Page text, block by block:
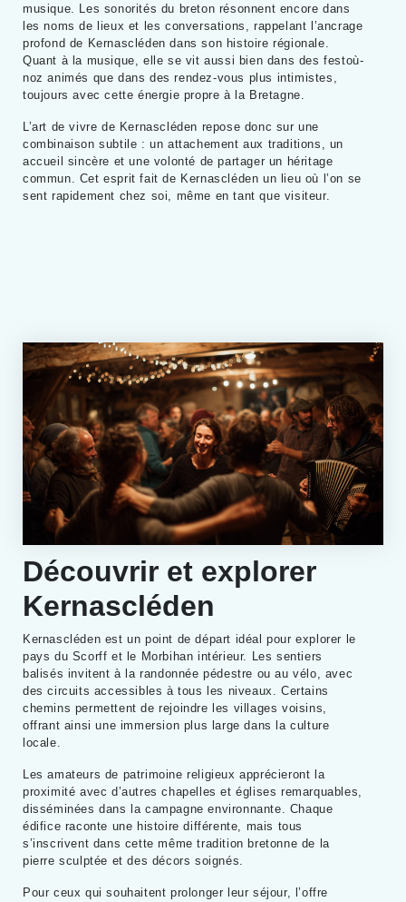
musique. Les sonorités du breton résonnent encore dans
les noms de lieux et les conversations, rappelant l’ancrage
profond de Kernascléden dans son histoire régionale.
Quant à la musique, elle se vit aussi bien dans des festoù-
noz animés que dans des rendez-vous plus intimistes,
toujours avec cette énergie propre à la Bretagne.
L’art de vivre de Kernascléden repose donc sur une
combinaison subtile : un attachement aux traditions, un
accueil sincère et une volonté de partager un héritage
commun. Cet esprit fait de Kernascléden un lieu où l’on se
sent rapidement chez soi, même en tant que visiteur.
Découvrir et explorer
Kernascléden
Kernascléden est un point de départ idéal pour explorer le
pays du Scorff et le Morbihan intérieur. Les sentiers
balisés invitent à la randonnée pédestre ou au vélo, avec
des circuits accessibles à tous les niveaux. Certains
chemins permettent de rejoindre les villages voisins,
offrant ainsi une immersion plus large dans la culture
locale.
Les amateurs de patrimoine religieux apprécieront la
proximité avec d’autres chapelles et églises remarquables,
disséminées dans la campagne environnante. Chaque
édifice raconte une histoire différente, mais tous
s’inscrivent dans cette même tradition bretonne de la
pierre sculptée et des décors soignés.
Pour ceux qui souhaitent prolonger leur séjour, l’offre